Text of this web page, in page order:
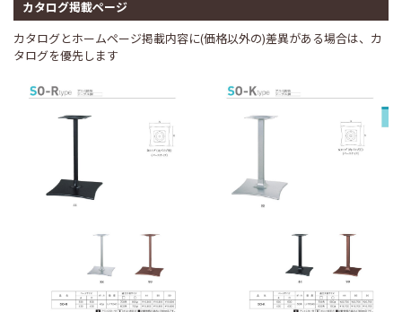
カタログ掲載ページ
カタログとホームページ掲載内容に(価格以外の)差異がある場合は、カ
タログを優先します